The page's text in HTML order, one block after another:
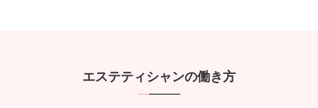
エステティシャンの働き方